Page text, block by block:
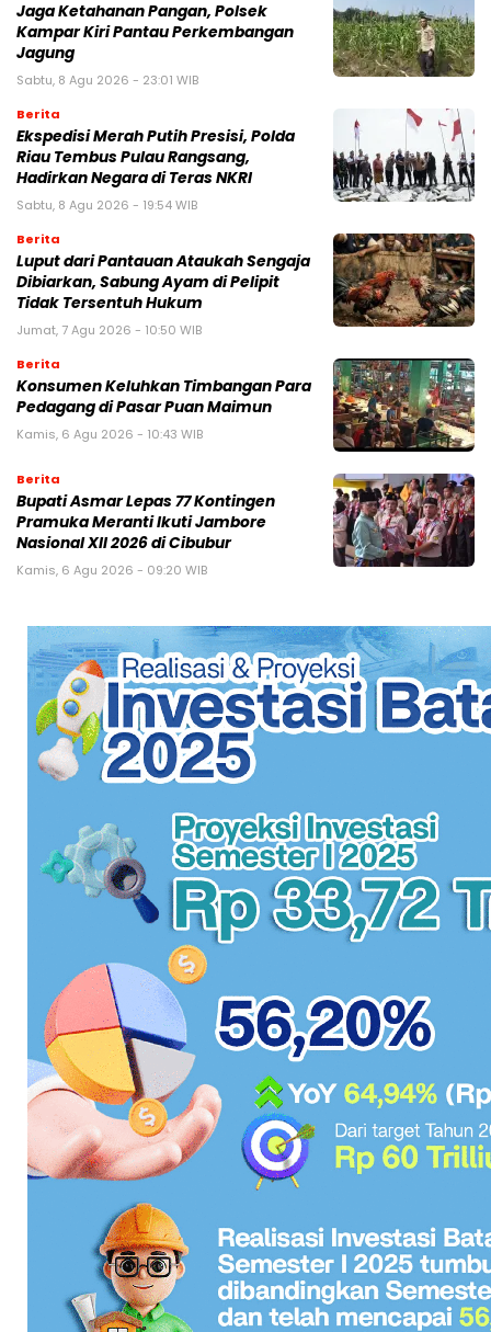
Jaga Ketahanan Pangan, Polsek
Kampar Kiri Pantau Perkembangan
Jagung
Sabtu, 8 Agu 2026 - 23:01 WIB
Berita
Ekspedisi Merah Putih Presisi, Polda
Riau Tembus Pulau Rangsang,
Hadirkan Negara di Teras NKRI
Sabtu, 8 Agu 2026 - 19:54 WIB
Berita
Luput dari Pantauan Ataukah Sengaja
Dibiarkan, Sabung Ayam di Pelipit
Tidak Tersentuh Hukum
Jumat, 7 Agu 2026 - 10:50 WIB
Berita
Konsumen Keluhkan Timbangan Para
Pedagang di Pasar Puan Maimun
Kamis, 6 Agu 2026 - 10:43 WIB
Berita
Bupati Asmar Lepas 77 Kontingen
Pramuka Meranti Ikuti Jambore
Nasional XII 2026 di Cibubur
Kamis, 6 Agu 2026 - 09:20 WIB